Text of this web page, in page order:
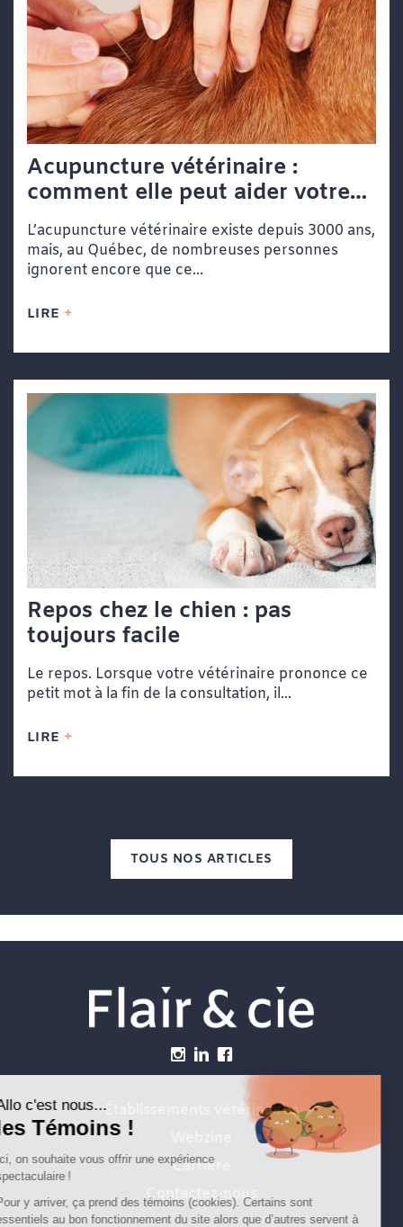
Acupuncture vétérinaire :
comment elle peut aider votre
chien ou votre chat
L’acupuncture vétérinaire existe depuis 3000 ans,
mais, au Québec, de nombreuses personnes
ignorent encore que ce...
LIRE
Repos chez le chien : pas
toujours facile
Le repos. Lorsque votre vétérinaire prononce ce
petit mot à la fin de la consultation, il...
LIRE
TOUS NOS ARTICLES
Établissements vétérinaires
Carrière
Contactez-nous